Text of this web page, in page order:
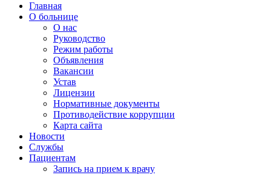
Главная
О больнице
О нас
Руководство
Режим работы
Объявления
Вакансии
Устав
Лицензии
Нормативные документы
Противодействие коррупции
Карта сайта
Новости
Службы
Пациентам
Запись на прием к врачу